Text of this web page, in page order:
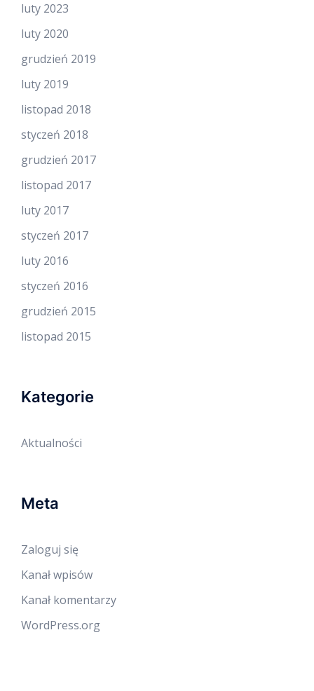
luty 2023
luty 2020
grudzień 2019
luty 2019
listopad 2018
styczeń 2018
grudzień 2017
listopad 2017
luty 2017
styczeń 2017
luty 2016
styczeń 2016
grudzień 2015
listopad 2015
Kategorie
Aktualności
Meta
Zaloguj się
Kanał wpisów
Kanał komentarzy
WordPress.org